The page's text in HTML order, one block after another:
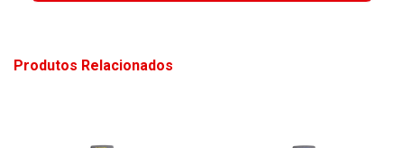
Produtos Relacionados